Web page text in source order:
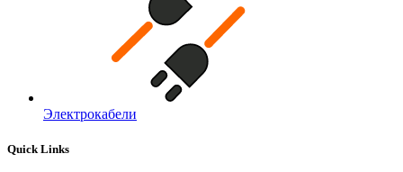
Электрокабели
Quick Links